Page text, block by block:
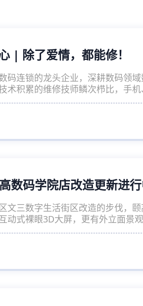
| 除了爱情，都能修！
码连锁的龙头企业，深耕数码领
术积累的维修技师鳞次栉比，手
数码学院店改造更新进
文三数字生活街区改造的步伐，
动式裸眼3D大屏，更有外立面景观